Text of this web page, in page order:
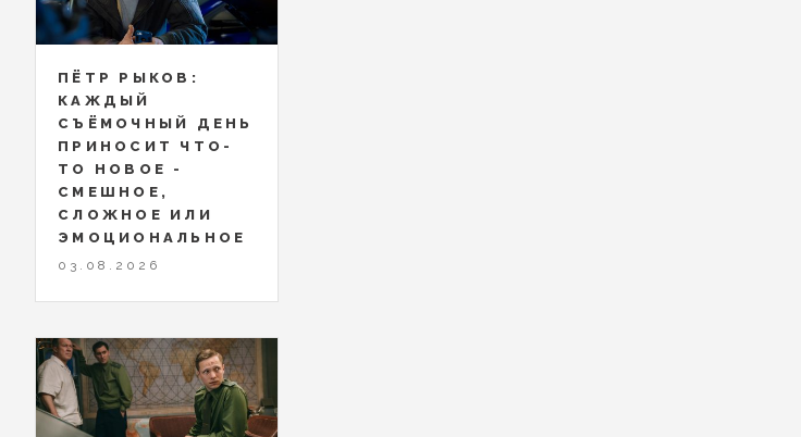
ПЁТР РЫКОВ:
КАЖДЫЙ
СЪЁМОЧНЫЙ ДЕНЬ
ПРИНОСИТ ЧТО-
ТО НОВОЕ -
СМЕШНОЕ,
СЛОЖНОЕ ИЛИ
ЭМОЦИОНАЛЬНОЕ
03.08.2026